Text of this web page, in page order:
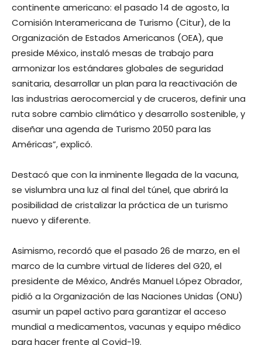
continente americano: el pasado 14 de agosto, la
Comisión Interamericana de Turismo (Citur), de la
Organización de Estados Americanos (OEA), que
preside México, instaló mesas de trabajo para
armonizar los estándares globales de seguridad
sanitaria, desarrollar un plan para la reactivación de
las industrias aerocomercial y de cruceros, definir una
ruta sobre cambio climático y desarrollo sostenible, y
diseñar una agenda de Turismo 2050 para las
Américas”, explicó.
Destacó que con la inminente llegada de la vacuna,
se vislumbra una luz al final del túnel, que abrirá la
posibilidad de cristalizar la práctica de un turismo
nuevo y diferente.
Asimismo, recordó que el pasado 26 de marzo, en el
marco de la cumbre virtual de líderes del G20, el
presidente de México, Andrés Manuel López Obrador,
pidió a la Organización de las Naciones Unidas (ONU)
asumir un papel activo para garantizar el acceso
mundial a medicamentos, vacunas y equipo médico
para hacer frente al Covid-19.